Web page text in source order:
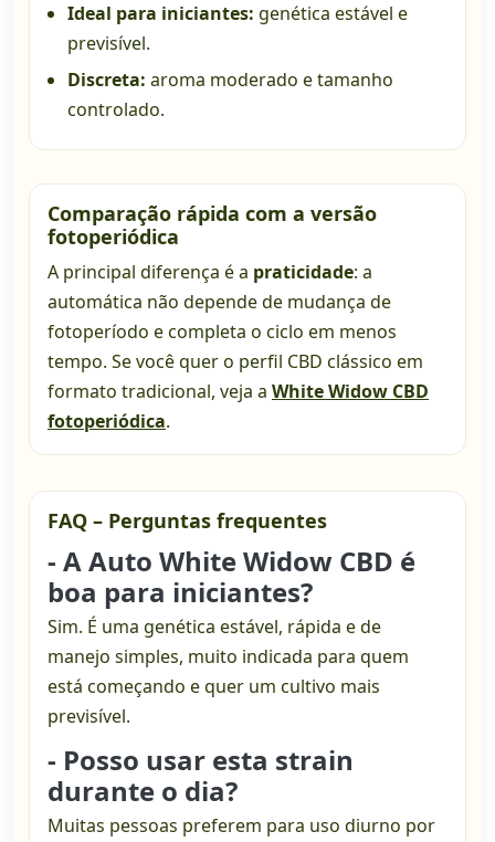
Ideal para iniciantes: genética estável e
previsível.
Discreta: aroma moderado e tamanho
controlado.
Comparação rápida com a versão
fotoperiódica
A principal diferença é a praticidade: a
automática não depende de mudança de
fotoperíodo e completa o ciclo em menos
tempo. Se você quer o perfil CBD clássico em
formato tradicional, veja a White Widow CBD
fotoperiódica.
FAQ – Perguntas frequentes
- A Auto White Widow CBD é
boa para iniciantes?
Sim. É uma genética estável, rápida e de
manejo simples, muito indicada para quem
está começando e quer um cultivo mais
previsível.
- Posso usar esta strain
durante o dia?
Muitas pessoas preferem para uso diurno por